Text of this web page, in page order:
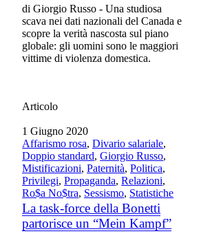
di Giorgio Russo - Una studiosa
scava nei dati nazionali del Canada e
scopre la verità nascosta sul piano
globale: gli uomini sono le maggiori
vittime di violenza domestica.
Articolo
1 Giugno 2020
Affarismo rosa,Divario salariale,
Doppio standard,Giorgio Russo,
Mistificazioni,Paternità,Politica,
Privilegi,Propaganda,Relazioni,
Ro$a No$tra, Sessismo, Statistiche
La task-force della Bonetti
partorisce un “Mein Kampf”